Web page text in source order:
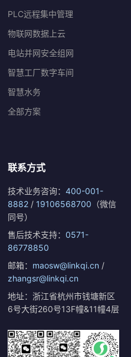
PLC远程集中管理
物联网数据上云
电站并网安全组网
智慧工厂数字车间
智慧水务
全部方案
联系方式
技术业务咨询： 400-001-
8882 / 19106568700 （微信
同号）
售后技术支持： 0571-
86778850
邮箱： maosw@linkqi.cn /
zhangsr@linkqi.cn
地址：浙江省杭州市钱塘新区
6号大街260号13F幢&11幢4层